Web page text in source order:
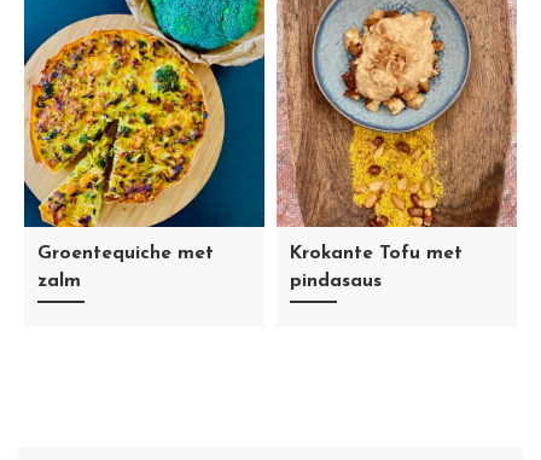
Groentequiche met
zalm
Krokante Tofu met
pindasaus